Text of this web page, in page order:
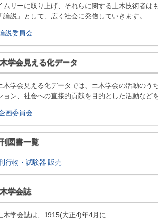
ムリーに取り上げ、それらに関する土木技術者は
「論説」として、広く社会に発信していきます。
説委員会
学会見える化データ
木学会見える化データでは、土木学会の活動のう
ョン、社会への直接的貢献を目的とした活動など
画委員会
図書一覧
行物・試験器 販売
学会誌
木学会誌は、1915(大正4)年4月に